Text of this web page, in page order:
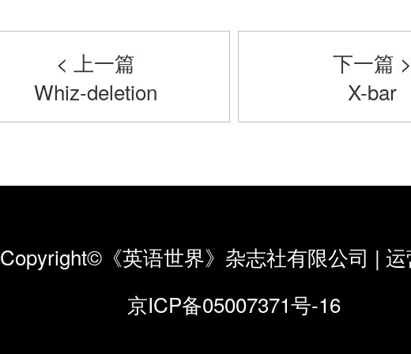
< 上一篇
Whiz-deletion
下一篇 >
X-bar
Copyright©《英语世界》杂志社有限公司 |
京ICP备05007371号-16